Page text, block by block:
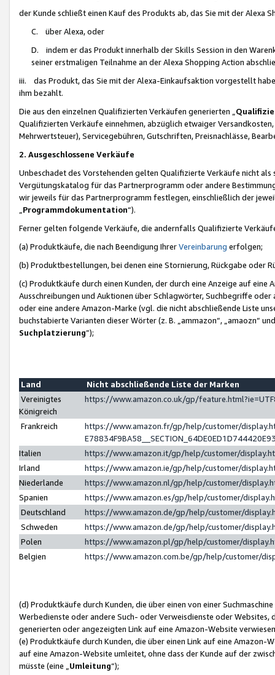
der Kunde schließt einen Kauf des Produkts ab, das Sie mit der Alexa
C. über Alexa, oder
D. indem er das Produkt innerhalb der Skills Session in den
seiner erstmaligen Teilnahme an der Alexa Shopping Action
iii. das Produkt, das Sie mit der Alexa-Einkaufsaktion vorgestellt
ihm bezahlt.
Die aus den einzelnen Qualifizierten Verkäufen generierten „
Qualifizierten Verkäufe einnehmen, abzüglich etwaiger
Mehrwertsteuer), Servicegebühren, Gutschriften, Preisnachlässe,
2. Ausgeschlossene Verkäufe
Unbeschadet des Vorstehenden gelten Qualifizierte Verkäufe nicht
Vergütungskatalog für das Partnerprogramm oder andere
wir jeweils für das Partnerprogramm festlegen, einschließlich der
Programmdokumentation“).
Ferner gelten folgende Verkäufe, die andernfalls Qualifizierte
(a) Produktkäufe, die nach Beendigung IhrerVereinbarung erfolgen;
(b) Produktbestellungen, bei denen eine Stornierung, Rückgabe oder
(c) Produktkäufe durch einen Kunden, der durch eine Anzeige auf
Ausschreibungen und Auktionen über Schlagwörter, Suchbegriffe
oder eine andere Amazon-Marke (vgl. die nicht abschließende Liste
buchstabierte Varianten dieser Wörter (z. B. „ammazon“, „amaozn“
Suchplatzierung”);
Land
Nicht abschließende Liste der Marken
Vereinigtes
Königreich
https://www.amazon.co.uk/gp/
Frankreich
https://www.amazon.fr/gp/help/customer/
Italien
https://www.amazon.it/gp/help/customer/
Irland
https://www.amazon.ie/gp/help/customer/
Niederlande
https://www.amazon.nl/gp/help/customer/
Spanien
https://www.amazon.es/gp/help/customer/
Deutschland
https://www.amazon.de/gp/help/customer/
Schweden
https://www.amazon.de/gp/help/customer/
Polen
https://www.amazon.pl/gp/help/customer/
Belgien
https://www.amazon.com.be/gp/help/customer/
(d) Produktkäufe durch Kunden, die über einen von einer
Werbedienste oder andere Such- oder Verweisdienste oder Websites,
generierten oder angezeigten Link auf eine Amazon-Website
(e) Produktkäufe durch Kunden, die über einen Link auf eine
auf eine Amazon-Website umleitet, ohne dass der Kunde auf der
müsste (eine „ Umleitung“);